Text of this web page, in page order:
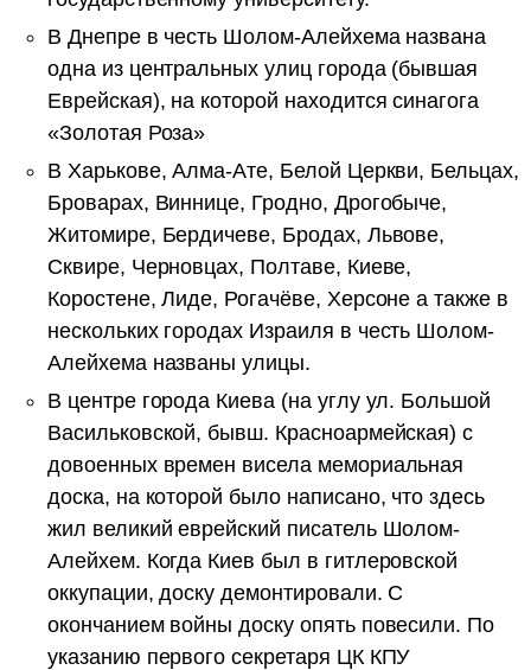
В Днепре в честь Шолом-Алейхема названа
одна из центральных улиц города (бывшая
Еврейская), на которой находится синагога
«Золотая Роза»
В Харькове, Алма-Ате, Белой Церкви, Бельцах,
Броварах, Виннице, Гродно, Дрогобыче,
Житомире, Бердичеве, Бродах, Львове,
Сквире, Черновцах, Полтаве, Киеве,
Коростене, Лиде, Рогачёве, Херсоне а также в
нескольких городах Израиля в честь Шолом-
Алейхема названы улицы.
В центре города Киева (на углу ул. Большой
Васильковской, бывш. Красноармейская) с
довоенных времен висела мемориальная
доска, на которой было написано, что здесь
жил великий еврейский писатель Шолом-
Алейхем. Когда Киев был в гитлеровской
оккупации, доску демонтировали. С
окончанием войны доску опять повесили. По
указанию первого секретаря ЦК КПУ